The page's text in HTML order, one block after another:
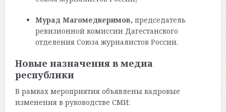
Мурад Магомедкеримов, председатель
ревизионной комиссии Дагестанского
отделения Союза журналистов России.
Новые назначения в медиа
республики
В рамках мероприятия объявлены кадровые
изменения в руководстве СМИ: